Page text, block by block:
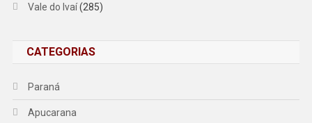
Vale do Ivaí(285)
CATEGORIAS
Paraná
Apucarana